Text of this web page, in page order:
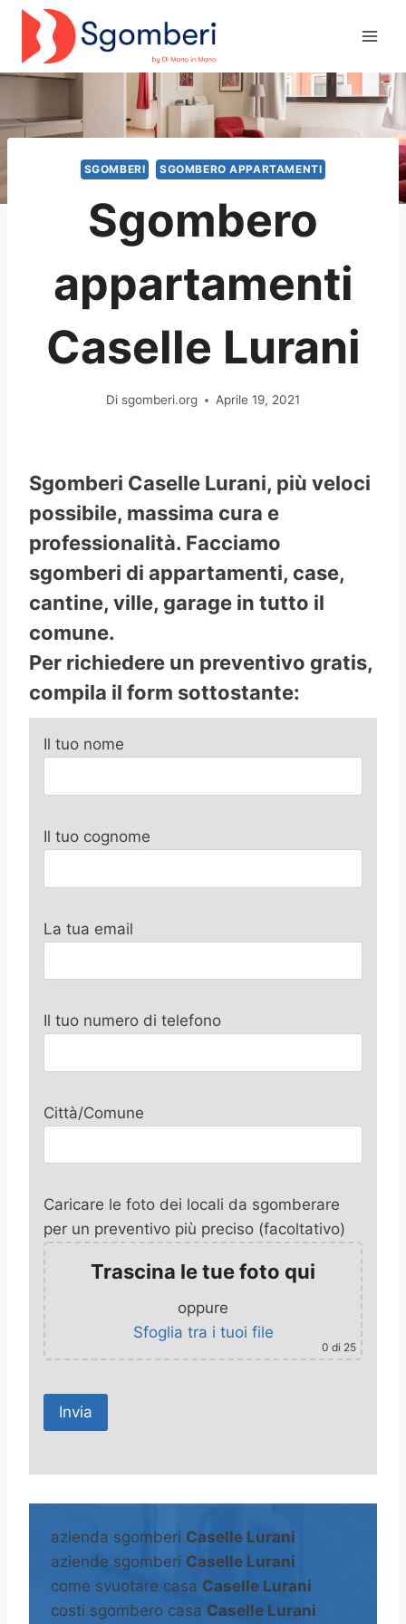
Salta
contenuto
SGOMBERI SGOMBERO APPARTAMENTI
Sgombero
appartamenti
Caselle Lurani
Di sgomberi.org Aprile 19, 2021
Sgomberi Caselle Lurani, più veloci
possibile, massima cura e
professionalità. Facciamo
sgomberi di appartamenti, case,
cantine, ville, garage in tutto il
comune.
Per richiedere un preventivo gratis,
compila il form sottostante:
Il tuo nome
Il tuo cognome
La tua email
Il tuo numero di telefono
Città/Comune
Caricare le foto dei locali da sgomberare
per un preventivo più preciso (facoltativo)
Trascina le tue foto qui
oppure
Sfoglia tra i tuoi file
0 di 25
A
e
n
a
azienda sgomberi Caselle Lurani
aziende sgomberi Caselle Lurani
come svuotare casa Caselle Lurani
costi sgombero casa Caselle Lurani